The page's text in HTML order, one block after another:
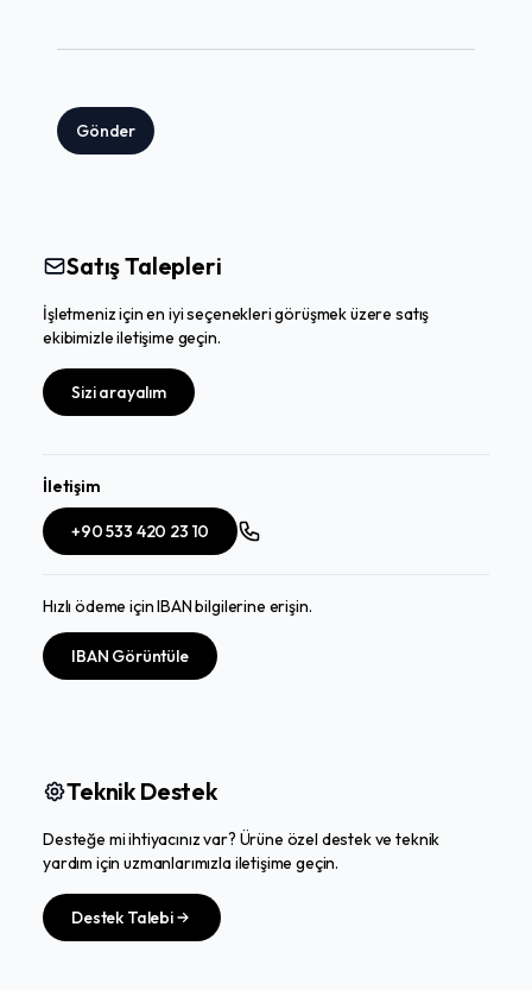
Gönder
Satış Talepleri
İşletmeniz için en iyi seçenekleri görüşmek üzere satış
ekibimizle iletişime geçin.
Sizi arayalım
İletişim
+90 533 420 23 10
Hızlı ödeme için IBAN bilgilerine erişin.
IBAN Görüntüle
Teknik Destek
Desteğe mi ihtiyacınız var? Ürüne özel destek ve teknik
yardım için uzmanlarımızla iletişime geçin.
Destek Talebi